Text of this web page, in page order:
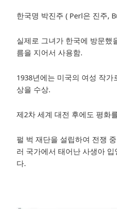
한국명 박진주 ( Perl은 진주,
실제로 그녀가 한국에 방문했
름을 지어서 사용함.
1938년에는 미국의 여성 작
상을 수상.
제2차 세계 대전 후에도 평화
펄 벅 재단을 설립하여 전쟁
러 국가에서 태어난 사생아
다.